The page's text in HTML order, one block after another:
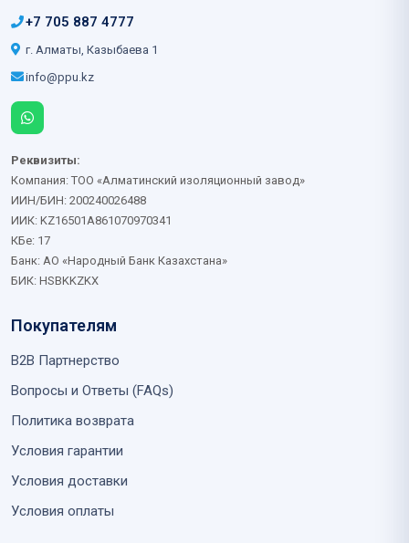
+7 705 887 4777
г. Алматы, Казыбаева 1
info@ppu.kz
Реквизиты:
Компания: ТОО «Алматинский изоляционный завод»
ИИН/БИН: 200240026488
ИИК: KZ16501A861070970341
КБе: 17
Банк: АО «Народный Банк Казахстана»
БИК: HSBKKZKX
Покупателям
B2B Партнерство
Вопросы и Ответы (FAQs)
Политика возврата
Условия гарантии
Условия доставки
Условия оплаты